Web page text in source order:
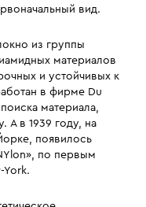
вид.
из группы
материалов
и устойчивых к
в фирме Du
материала,
А в 1939 году, на
появилось
по первым
York.